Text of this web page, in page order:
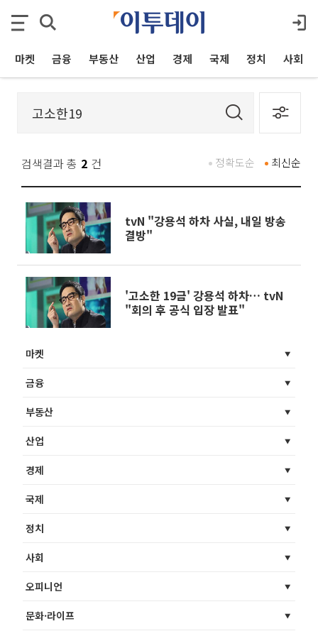
마켓 금융 부동산 산업 경제 국제 정치 사회
검색결과 총 2 건 최신순
정확도순
tvN "강용석 하차 사실, 내일 방송
결방"
'고소한 19금' 강용석 하차… tvN
"회의 후 공식 입장 발표"
마켓
금융
부동산
산업
경제
국제
정치
사회
오피니언
문화·라이프